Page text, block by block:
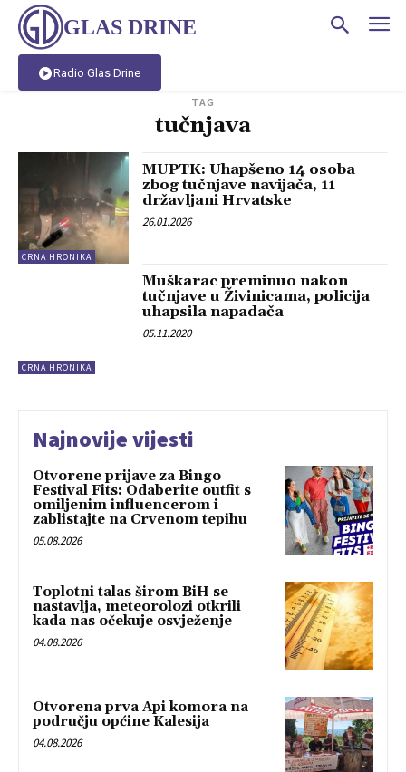
GLAS DRINE
Radio Glas Drine
TAG
tučnjava
CRNA HRONIKA
MUPTK: Uhapšeno 14 osoba
zbog tučnjave navijača, 11
državljani Hrvatske
26.01.2026
CRNA HRONIKA
Muškarac preminuo nakon
tučnjave u Živinicama, policija
uhapsila napadača
05.11.2020
Najnovije vijesti
Otvorene prijave za Bingo
Festival Fits: Odaberite outfit s
omiljenim influencerom i
zablistajte na Crvenom tepihu
05.08.2026
Toplotni talas širom BiH se
nastavlja, meteorolozi otkrili
kada nas očekuje osvježenje
04.08.2026
Otvorena prva Api komora na
području općine Kalesija
04.08.2026